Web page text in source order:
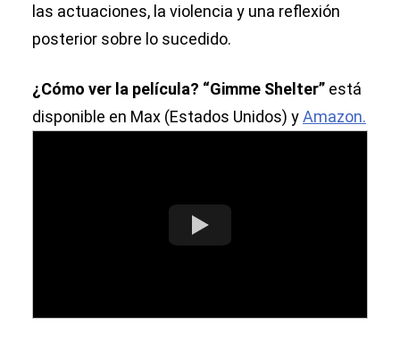
las actuaciones, la violencia y una reflexión
posterior sobre lo sucedido.
¿Cómo ver la película? “Gimme Shelter” está
disponible en Max (Estados Unidos) yAmazon.